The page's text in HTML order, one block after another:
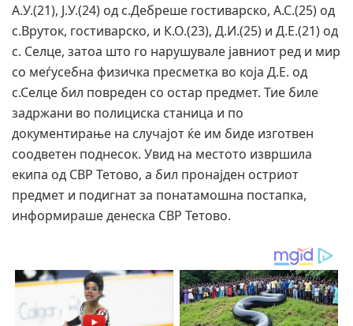
А.У.(21), Ј.У.(24) од с.Дебреше гостиварско, А.С.(25) од
с.Вруток, гостиварско, и К.О.(23), Д.И.(25) и Д.Е.(21) од
с. Селце, затоа што го нарушувале јавниот ред и мир
со меѓусебна физичка пресметка во која Д.Е. од
с.Селце бил повреден со остар предмет. Тие биле
задржани во полициска станица и по
документирање на случајот ќе им биде изготвен
соодветен поднесок. Увид на местото извршила
екипа од СВР Тетово, а бил пронајден остриот
предмет и подигнат за понатамошна постапка,
информираше денеска СВР Тетово.